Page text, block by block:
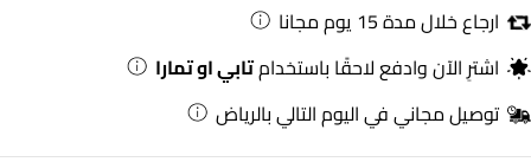
ارجاع خلال مدة 15 يوم مجانا
اشترِ الآن وادفع لاحقًا باستخدامتابي او تمارا
توصيل مجاني في اليوم التالي بالرياض